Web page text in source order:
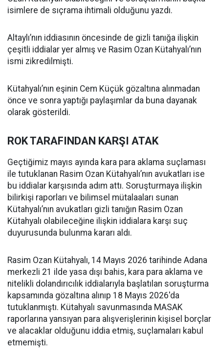
isimlere de sıçrama ihtimali olduğunu yazdı.
Altaylı’nın iddiasının öncesinde de gizli tanığa ilişkin
çeşitli iddialar yer almış ve Rasim Ozan Kütahyalı’nın
ismi zikredilmişti.
Kütahyalı’nın eşinin Cem Küçük gözaltına alınmadan
önce ve sonra yaptığı paylaşımlar da buna dayanak
olarak gösterildi.
ROK TARAFINDAN KARŞI ATAK
Geçtiğimiz mayıs ayında kara para aklama suçlaması
ile tutuklanan Rasim Ozan Kütahyalı’nın avukatları ise
bu iddialar karşısında adım attı. Soruşturmaya ilişkin
bilirkişi raporları ve bilimsel mütalaaları sunan
Kütahyalı’nın avukatları gizli tanığın Rasim Ozan
Kütahyalı olabileceğine ilişkin iddialara karşı suç
duyurusunda bulunma kararı aldı.
Rasim Ozan Kütahyalı, 14 Mayıs 2026 tarihinde Adana
merkezli 21 ilde yasa dışı bahis, kara para aklama ve
nitelikli dolandırıcılık iddialarıyla başlatılan soruşturma
kapsamında gözaltına alınıp 18 Mayıs 2026'da
tutuklanmıştı. Kütahyalı savunmasında MASAK
raporlarına yansıyan para alışverişlerinin kişisel borçlar
ve alacaklar olduğunu iddia etmiş, suçlamaları kabul
etmemişti.